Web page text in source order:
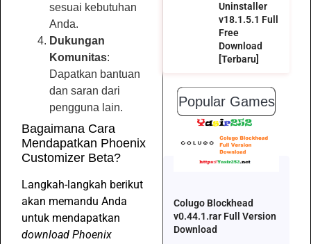
sesuai kebutuhan
Anda.
Dukungan
Komunitas:
Dapatkan bantuan
dan saran dari
pengguna lain.
Bagaimana Cara
Mendapatkan Phoenix
Customizer Beta?
Langkah-langkah berikut
akan memandu Anda
untuk mendapatkan
download Phoenix
Uninstaller
v18.1.5.1 Full
Free
Download
[Terbaru]
Popular Games
Colugo Blockhead
v0.44.1.rar Full Version
Download